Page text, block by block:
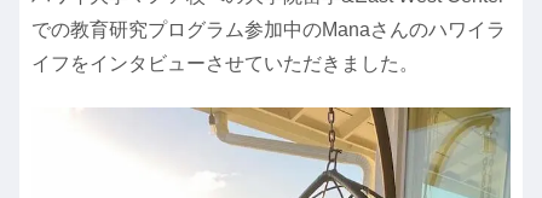
での教育研究プログラム参加中のManaさんのハワイラ
イフをインタビューさせていただきました。